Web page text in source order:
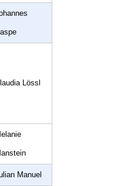
Lössl
Manuel